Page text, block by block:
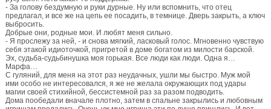
- За голову бездумную и руки дурные. Ну или вспомнить, что отец
предлагал, и все же на цепь ее посадить, в темнице. Дверь закрыть, а ключ
выбросить.
Добрые они, родные мои. И любят меня сильно.
- Я прослежу за ней, - и снова мягкий, ласковый голос. Мгновенно чувствую
себя этакой идиоточкой, пригретой в доме богатом из милости барской.
Эх, судьба-судьбинушка моя горькая. Все люди как люди. Одна я…
Марфа…
С гуляний, для меня на этот раз неудачных, ушли мы быстро. Муж мой
ими особо не интересовался, я же не желала окружающих под удары
магии своей стихийной, бессистемной раз за разом подводить.
Дома пообедали вначале плотно, затем в спальне закрылись и любовным